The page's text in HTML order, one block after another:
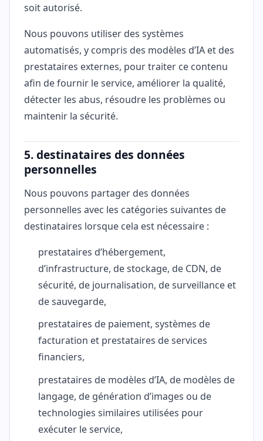
soit autorisé.
Nous pouvons utiliser des systèmes
automatisés, y compris des modèles d’IA et des
prestataires externes, pour traiter ce contenu
afin de fournir le service, améliorer la qualité,
détecter les abus, résoudre les problèmes ou
maintenir la sécurité.
5. destinataires des données
personnelles
Nous pouvons partager des données
personnelles avec les catégories suivantes de
destinataires lorsque cela est nécessaire :
prestataires d’hébergement,
d’infrastructure, de stockage, de CDN, de
sécurité, de journalisation, de surveillance et
de sauvegarde,
prestataires de paiement, systèmes de
facturation et prestataires de services
financiers,
prestataires de modèles d’IA, de modèles de
langage, de génération d’images ou de
technologies similaires utilisées pour
exécuter le service,